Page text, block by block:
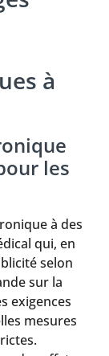
à
les
à des
qui, en
selon
sur la
exigences
mesures